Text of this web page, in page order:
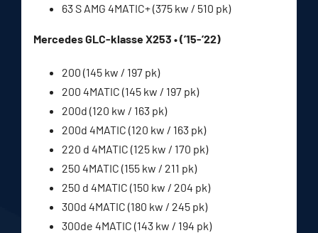
63 S AMG 4MATIC+ (375 kw / 510 pk)
Mercedes GLC-klasse X253 • (’15-’22)
200 (145 kw / 197 pk)
200 4MATIC (145 kw / 197 pk)
200d (120 kw / 163 pk)
200d 4MATIC (120 kw / 163 pk)
220 d 4MATIC (125 kw / 170 pk)
250 4MATIC (155 kw / 211 pk)
250 d 4MATIC (150 kw / 204 pk)
300d 4MATIC (180 kw / 245 pk)
300de 4MATIC (143 kw / 194 pk)